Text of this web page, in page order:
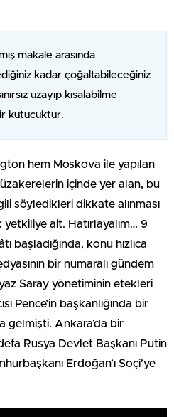
makale arasında
kadar çoğaltabileceğiniz
uzayıp kısalabilme
kutucuktur.
hem Moskova ile yapılan
içinde yer alan, bu
söyledikleri dikkate alınması
ait. Hatırlayalım… 9
başladığında, konu hızlıca
bir numaralı gündem
Saray yönetiminin etekleri
Pence’in başkanlığında bir
gelmişti. Ankara’da bir
Rusya Devlet Başkanı Putin
Erdoğan’ı Soçi’ye